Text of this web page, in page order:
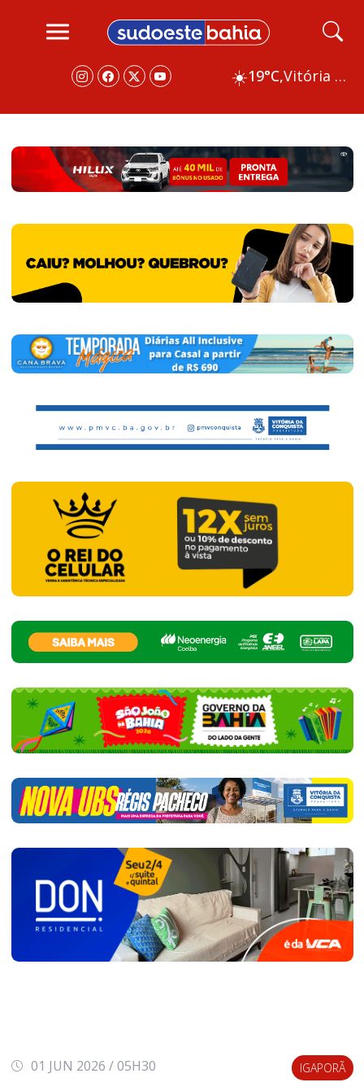
☀️19°C, Vitória da Conquista
01 JUN 2026 / 05H30 IGAPORÃ